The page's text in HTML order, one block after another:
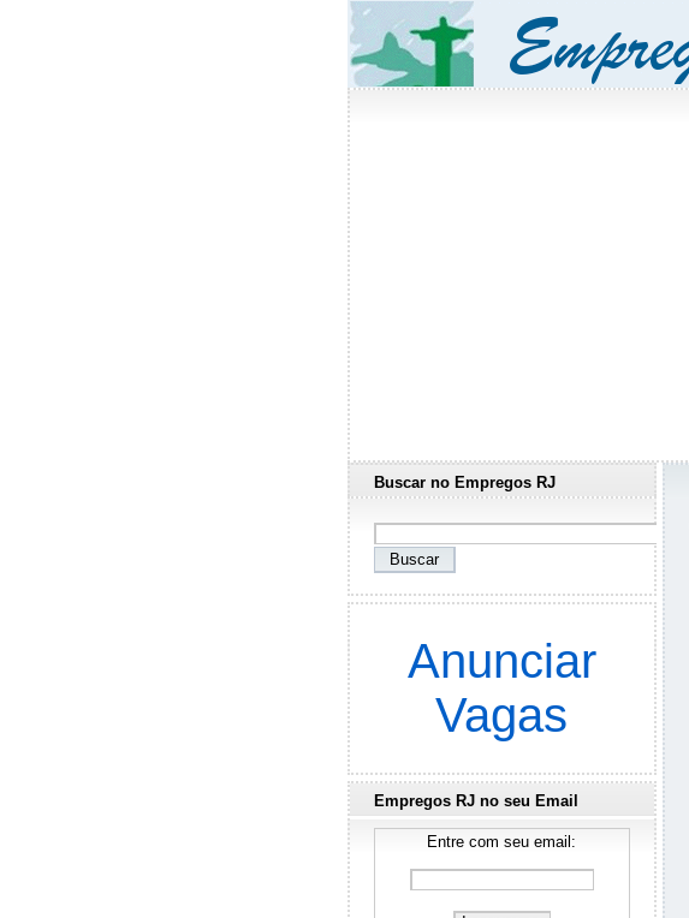
Buscar no Empregos RJ
Anunciar
Vagas
Empregos RJ no seu Email
Entre com seu email: